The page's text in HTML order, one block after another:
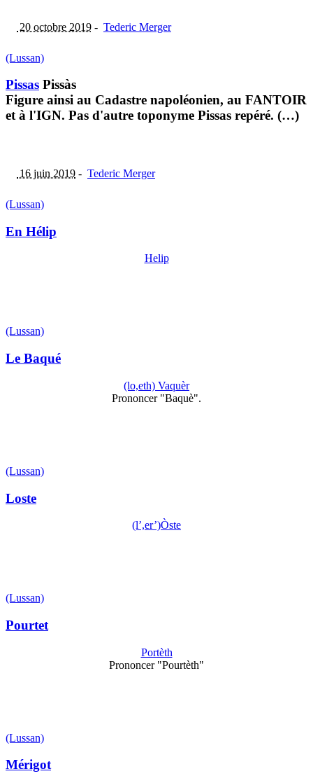
20 octobre 2019 - Tederic Merger
(Lussan)
Pissas Pissàs
Figure ainsi au Cadastre napoléonien, au FANTOIR
et à l'IGN. Pas d'autre toponyme Pissas repéré. (…)
16 juin 2019 - Tederic Merger
(Lussan)
En Hélip
Helip
(Lussan)
Le Baqué
(lo,eth) Vaquèr
Prononcer "Baquè".
(Lussan)
Loste
(l’,er’)Òste
(Lussan)
Pourtet
Portèth
Prononcer "Pourtèth"
(Lussan)
Mérigot